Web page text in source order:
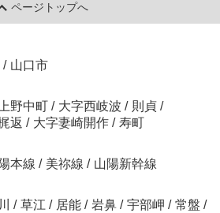
ページトップへ
/ 山口市
上野中町 / 大字西岐波 / 則貞 /
返 / 大字妻崎開作 / 寿町
本線 / 美祢線 / 山陽新幹線
/ 草江 / 居能 / 岩鼻 / 宇部岬 / 常盤 /